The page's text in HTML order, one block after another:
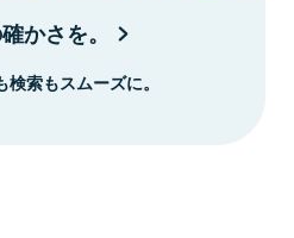
かさを。
索もスムーズに。